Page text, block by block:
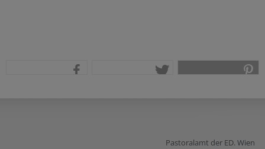
Pastoralamt der ED. Wien